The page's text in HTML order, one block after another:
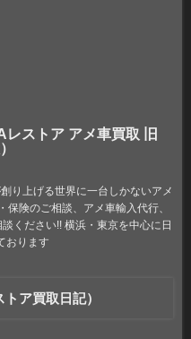
ストア アメ車買取 旧
り上げる世界に一台しかないアメ
険のご相談、アメ車輸入代行、
ください!! 横浜・東京を中心に日
おります
ア買取日記）